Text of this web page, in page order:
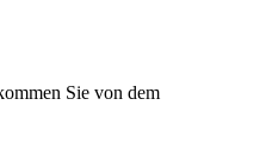
Sie von dem